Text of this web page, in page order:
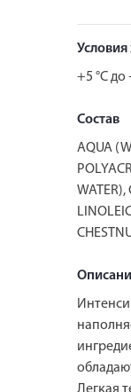
+5 °C до
Состав
AQUA
WATER),